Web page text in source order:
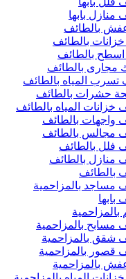
بابها
بالطائف
بالطائف
بالطائف
بالطائف
المياه بالطائف
بالطائف
المياه بالطائف
بالطائف
بالطائف
بالطائف
بالطائف
بالمزاحمية
بالمزاحمية
بالمزاحمية
بالمزاحمية